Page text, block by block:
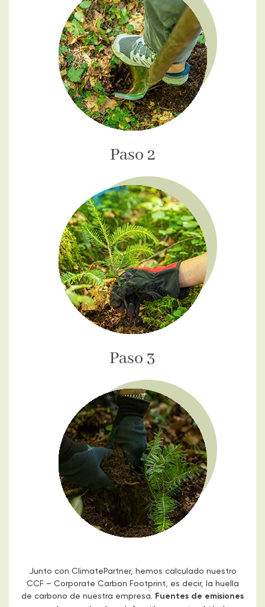
Paso 2
Paso 3
Junto con ClimatePartner, hemos calculado nuestro
CCF – Corporate Carbon Footprint, es decir, la huella
de carbono de nuestra empresa. Fuentes de emisiones